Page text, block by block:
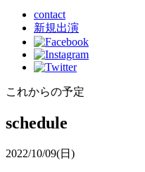
contact
新規出演
これからの予定
schedule
2022/10/09(日)